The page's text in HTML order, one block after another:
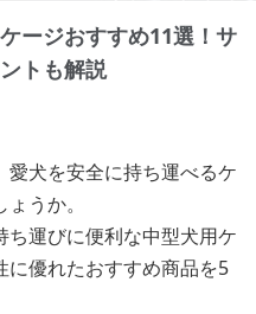
ージおすすめ11選！サ
トも解説
犬を安全に持ち運べるケ
うか。
運びに便利な中型犬用ケ
に優れたおすすめ商品を5